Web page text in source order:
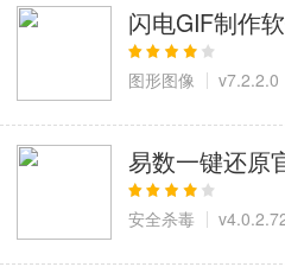
闪电GIF制作
图形图像 v7.2.2.0
易数一键还原
安全杀毒